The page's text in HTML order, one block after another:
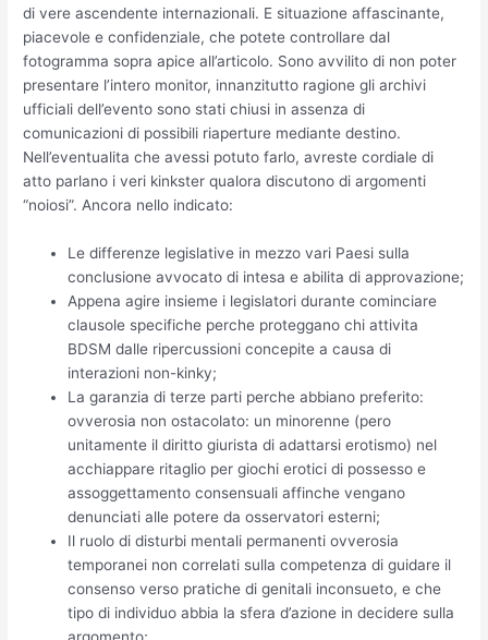
di vere ascendente internazionali. E situazione affascinante,
piacevole e confidenziale, che potete controllare dal
fotogramma sopra apice all’articolo. Sono avvilito di non poter
presentare l’intero monitor, innanzitutto ragione gli archivi
ufficiali dell’evento sono stati chiusi in assenza di
comunicazioni di possibili riaperture mediante destino.
Nell’eventualita che avessi potuto farlo, avreste cordiale di
atto parlano i veri kinkster qualora discutono di argomenti
“noiosi”. Ancora nello indicato:
Le differenze legislative in mezzo vari Paesi sulla
conclusione avvocato di intesa e abilita di approvazione;
Appena agire insieme i legislatori durante cominciare
clausole specifiche perche proteggano chi attivita
BDSM dalle ripercussioni concepite a causa di
interazioni non-kinky;
La garanzia di terze parti perche abbiano preferito:
ovverosia non ostacolato: un minorenne (pero
unitamente il diritto giurista di adattarsi erotismo) nel
acchiappare ritaglio per giochi erotici di possesso e
assoggettamento consensuali affinche vengano
denunciati alle potere da osservatori esterni;
Il ruolo di disturbi mentali permanenti ovverosia
temporanei non correlati sulla competenza di guidare il
consenso verso pratiche di genitali inconsueto, e che
tipo di individuo abbia la sfera d’azione in decidere sulla